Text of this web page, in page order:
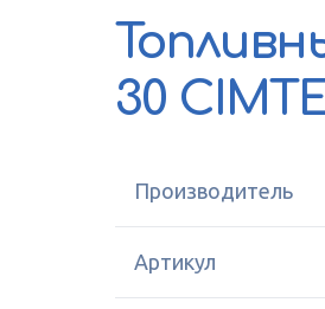
30
Производитель
Артикул